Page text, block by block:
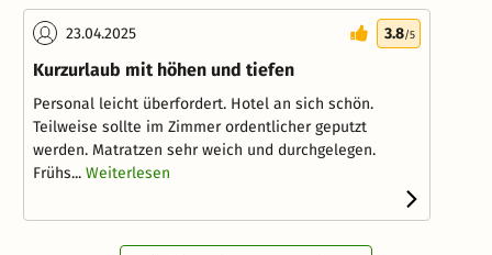
23.04.2025 3.8/5
Kurzurlaub mit höhen und tiefen
Personal leicht überfordert. Hotel an sich schön.
Teilweise sollte im Zimmer ordentlicher geputzt
werden. Matratzen sehr weich und durchgelegen.
Frühs... Weiterlesen